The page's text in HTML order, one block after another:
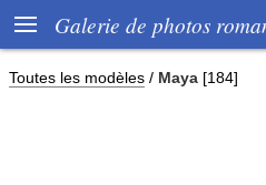
 Galerie de photos
Toutes les modèles / Maya [184]